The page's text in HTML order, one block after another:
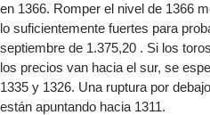
en 1366. Romper el nivel de 1366
lo suficientemente fuertes para
septiembre de 1.375,20 . Si los
los precios van hacia el sur, se
1335 y 1326. Una ruptura por
están apuntando hacia 1311.